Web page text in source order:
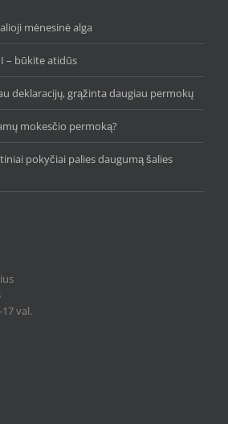
mėnesinė alga
– būkite atidūs
deklaracijų, grąžinta daugiau permokų
mokesčio permoką?
pokyčiai palies daugumą šalies
val.